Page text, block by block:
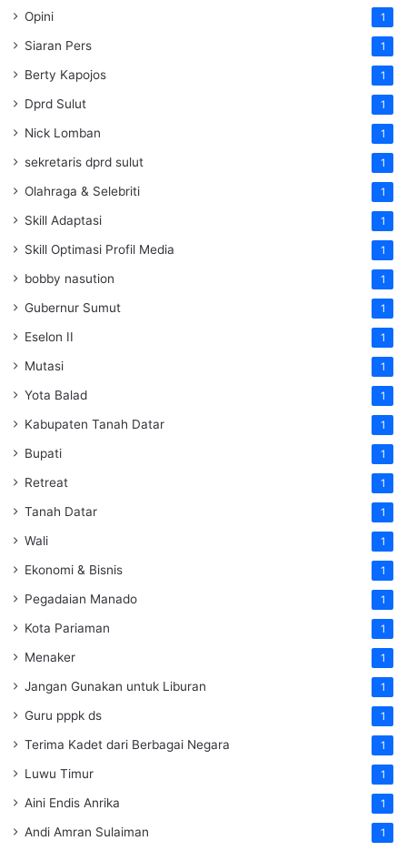
Opini 1
Siaran Pers 1
Berty Kapojos 1
Dprd Sulut 1
Nick Lomban 1
sekretaris dprd sulut 1
Olahraga & Selebriti 1
Skill Adaptasi 1
Skill Optimasi Profil Media 1
bobby nasution 1
Gubernur Sumut 1
Eselon II 1
Mutasi 1
Yota Balad 1
Kabupaten Tanah Datar 1
Bupati 1
Retreat 1
Tanah Datar 1
Wali 1
Ekonomi & Bisnis 1
Pegadaian Manado 1
Kota Pariaman 1
Menaker 1
Jangan Gunakan untuk Liburan 1
Guru pppk ds 1
Terima Kadet dari Berbagai Negara 1
Luwu Timur 1
Aini Endis Anrika 1
Andi Amran Sulaiman 1